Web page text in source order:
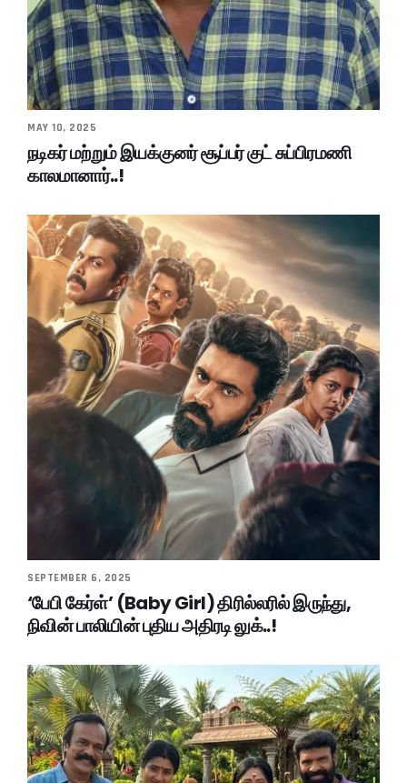
MAY 10, 2025
நடிகர் மற்றும் இயக்குனர் சூப்பர் குட் சுப்பிரமணி
காலமானார்..!
SEPTEMBER 6, 2025
‘பேபி கேர்ள்’ (Baby Girl) திரில்லரில் இருந்து,
நிவின் பாலியின் புதிய அதிரடி லுக்..!